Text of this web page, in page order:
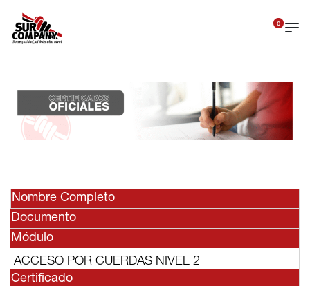
0
Nombre Completo
Documento
Módulo
ACCESO POR CUERDAS NIVEL 2
Certificado